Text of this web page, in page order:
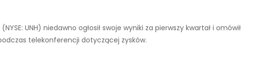
(NYSE: UNH) niedawno ogłosił swoje wyniki za pierwszy kwartał i omówił
telekonferencji dotyczącej zysków.